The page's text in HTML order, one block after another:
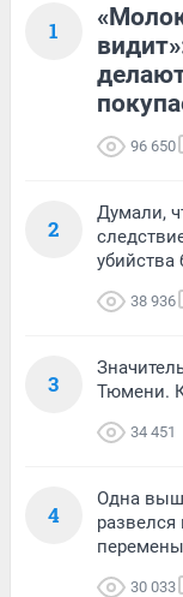
1
96 650
2
Думали,
убийства
38 936
3
Тюмени.
34 451
4
Одна
30 033